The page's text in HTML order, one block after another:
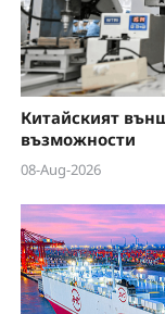
Китайският
възможности
08-Aug-2026